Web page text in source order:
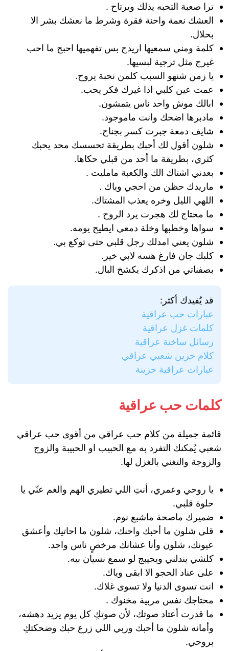
ترا صعبة التحبه يذلك ويرتاح .
العشك نعمة واحنة فقرة وشرط ما نعشك بشر الا
بحلال.
كلمة ومني سمعيها اريدج بس تفهميها احبج ما احب
غيرج مثل ترجية لبسيها.
يا زمن شنهو السبب كلمن نحبة يروح.
عمت عين كلبي اذا غيرك فكر يحب.
ابالك موش واحد ناس يتمشون.
مادبرها اضحك وانت ماموجود.
شايف دمعة جبرت كسر بجناح.
شلون أقول لك أحبك بطريقة تحسسك محد يحبك
كثري، بطريقة ما أحد من قبلي حكاها.
بعدني اشتاك الك والكعبة مامليت .
ماريدك حظن من احجي وياك .
اللهي الليل وخره يعذب المشتاك.
ما محتاج لك هجرت يرد الروح .
سواها وخطبها وخلة دمعي ايطيح يومه.
شلون يعني امدلك رجل قلبي حتى توكع بي.
كلبك جان فارغ هسه لابي خير.
بصفناتي من اذكرك يكشخ البال.
قد يُفيدك أكثر:
عبارات حب عراقية
كلمات غزل عراقية
رسائل ساخنة عراقية
كلام حزين شعبي عراقي
عبارات عراقية حزينة
كلمات حب عراقية
قائمة جميلة من كلام حب عراقي من أقوى حب عراقي
شعبي يُمكنك التفرد به مع الحبيب او الحبيبة والزوج
والزوجة والتغني بالغزل لها.
يا روحي وعمري، أنتِ اللي تطيري الهم والغم عنّي يا
حلوة قلبي.
ضميرك ماصحة ماشبع نوم.
قلي شلون ما أحبك واحنك، شلون ما احاتيك وأعشق
عيونك، شلون وأنا عشانك مرخصٍ ناس واجد.
كلشي يندلني ويجيبج لو سمع نسيان بيه.
على عناد الحجو الا ابقى وياك.
انت تسوى الدنيا ولا تسوى غلاك.
محتاجك نفس مربية مخنوك .
ما قدرت أعتاد صوتك، لأن صوتكِ كل يوم يزيد دهشه،
وأمانه شلون ما أحبك وربي اللي زرع حبك وضحكتكِ
بروحي.